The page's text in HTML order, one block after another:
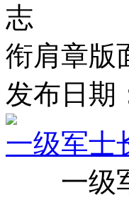
志 军
衔肩章版
发布日期
一级军士
一级军